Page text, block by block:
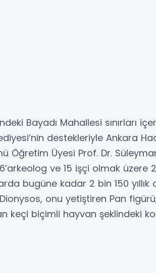
Bayadı Mahallesi sınırları
destekleriyle Ankara
Öğretim Üyesi Prof. Dr.
ve 15 işçi olmak üzere
bugüne kadar 2 bin 150
onu yetiştiren Pan
keçi biçimli hayvan şeklindeki